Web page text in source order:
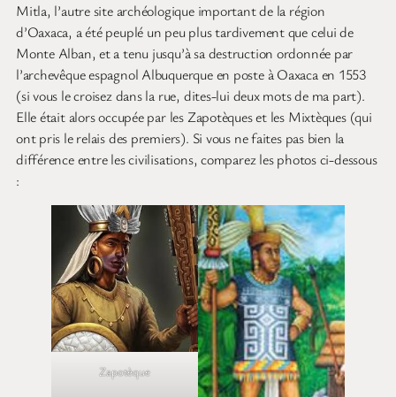
Mitla, l’autre site archéologique important de la région
d’Oaxaca, a été peuplé un peu plus tardivement que celui de
Monte Alban, et a tenu jusqu’à sa destruction ordonnée par
l’archevêque espagnol Albuquerque en poste à Oaxaca en 1553
(si vous le croisez dans la rue, dites-lui deux mots de ma part).
Elle était alors occupée par les Zapotèques et les Mixtèques (qui
ont pris le relais des premiers). Si vous ne faites pas bien la
différence entre les civilisations, comparez les photos ci-dessous
:
Zapotèque